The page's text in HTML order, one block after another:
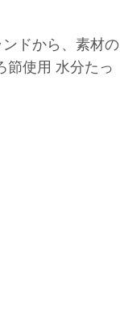
ドから、素材の
節使用 水分たっ